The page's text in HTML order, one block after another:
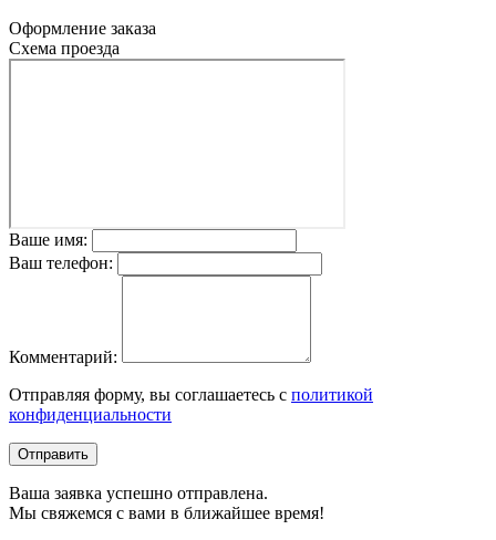
Оформление заказа
Схема проезда
Ваше имя:
Ваш телефон:
Комментарий:
Отправляя форму, вы соглашаетесь с политикой
конфиденциальности
Отправить
Ваша заявка успешно отправлена.
Мы свяжемся с вами в ближайшее время!